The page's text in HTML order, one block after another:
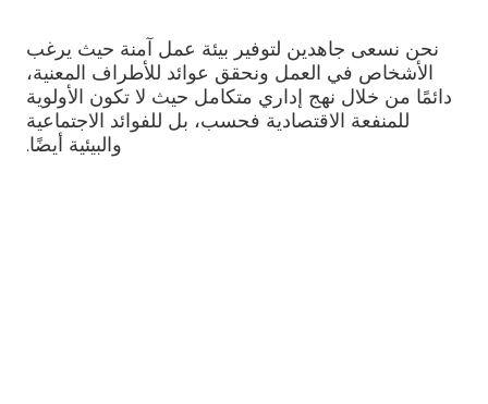
نحن نسعى جاهدين لتوفير بيئة عمل آمنة حيث يرغب
الأشخاص في العمل ونحقق عوائد للأطراف المعنية،
دائمًا من خلال نهج إداري متكامل حيث لا تكون الأولوية
للمنفعة الاقتصادية فحسب، بل للفوائد الاجتماعية
والبيئية أيضًا.